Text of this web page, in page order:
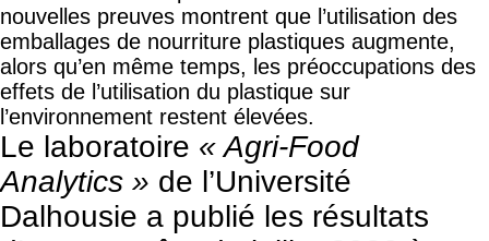
nouvelles preuves montrent que l’utilisation des
emballages de nourriture plastiques augmente,
alors qu’en même temps, les préoccupations des
effets de l’utilisation du plastique sur
l’environnement restent élevées.
Le laboratoire « Agri-Food
Analytics » de l’Université
Dalhousie a publié les résultats